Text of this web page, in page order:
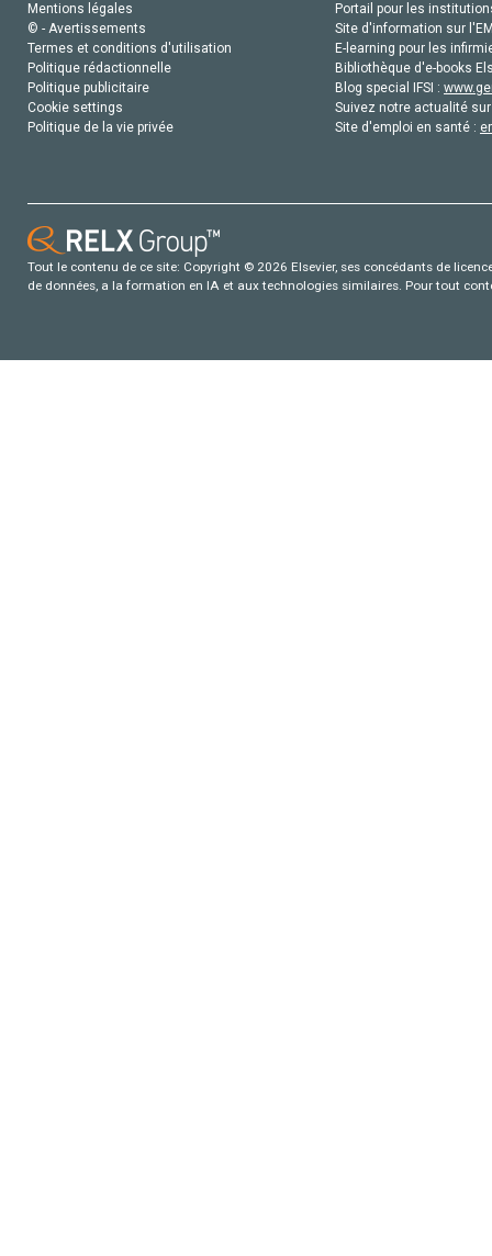
Mentions légales
© - Avertissements
Termes et conditions d'utilisation
Politique rédactionnelle
Politique publicitaire
Cookie settings
Politique de la vie privée
Portail pour les
Site d'information sur
E-learning pour les
Bibliothèque d'e-books
Blog special IFSI :
Suivez notre actualité
Site d'emploi en santé :
Tout le contenu de ce site: Copyright © 2026 Elsevier, ses concédants de
de données, a la formation en IA et aux technologies similaires. Pour tout